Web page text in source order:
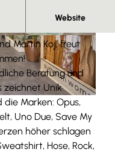
Meurer |CC-BY-SA
Website
Martin Koj, freut
Beratung und
zeichnet Unik
die Marken: Opus,
Uno Due, Save My
höher schlagen
Hose, Rock,